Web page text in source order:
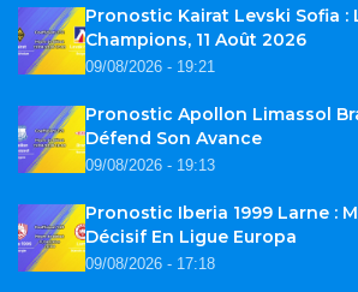
Pronostic Kairat Levski Sofia :
Champions, 11 Août 2026
09/08/2026 - 19:21
Pronostic Apollon Limassol
Défend Son Avance
09/08/2026 - 19:13
Pronostic Iberia 1999 Larne :
Décisif En Ligue Europa
09/08/2026 - 17:18